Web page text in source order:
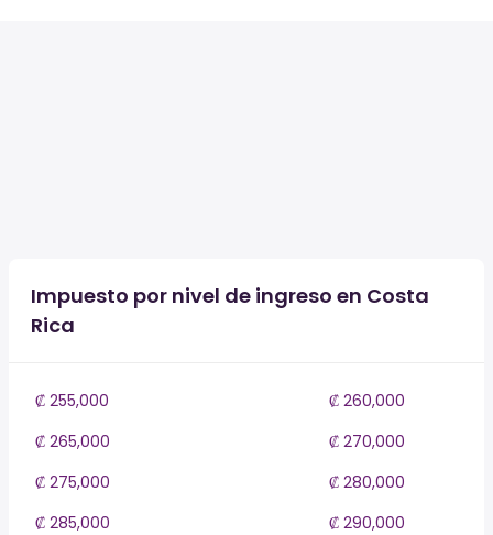
Impuesto por nivel de ingreso en Costa
Rica
₡ 255,000
₡ 260,000
₡ 265,000
₡ 270,000
₡ 275,000
₡ 280,000
₡ 285,000
₡ 290,000